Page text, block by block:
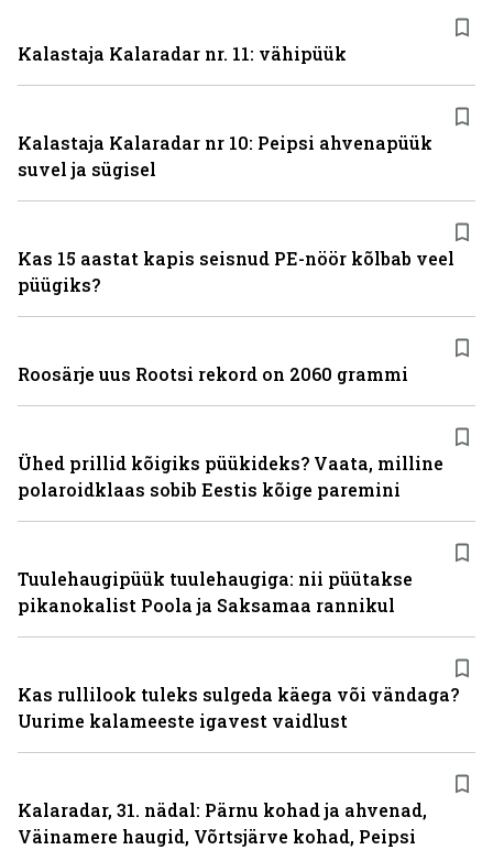
Kalastaja Kalaradar nr. 11: vähipüük
Kalastaja Kalaradar nr 10: Peipsi ahvenapüük
suvel ja sügisel
Kas 15 aastat kapis seisnud PE-nöör kõlbab veel
püügiks?
Roosärje uus Rootsi rekord on 2060 grammi
Ühed prillid kõigiks püükideks? Vaata, milline
polaroidklaas sobib Eestis kõige paremini
Tuulehaugipüük tuulehaugiga: nii püütakse
pikanokalist Poola ja Saksamaa rannikul
Kas rullilook tuleks sulgeda käega või vändaga?
Uurime kalameeste igavest vaidlust
Kalaradar, 31. nädal: Pärnu kohad ja ahvenad,
Väinamere haugid, Võrtsjärve kohad, Peipsi